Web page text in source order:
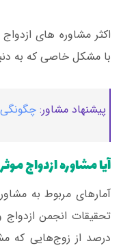
اکثر مشاوره های ازدواج
با مشکل خاصی که به
پیشنهاد مشاور:
آیا مشاوره ازدواج
آمارهای مربوط به
درصد از زوج‌هایی که